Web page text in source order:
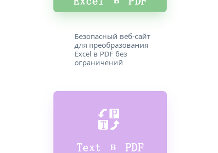
Безопасный веб-сайт
для преобразования
Excel в PDF без
ограничений